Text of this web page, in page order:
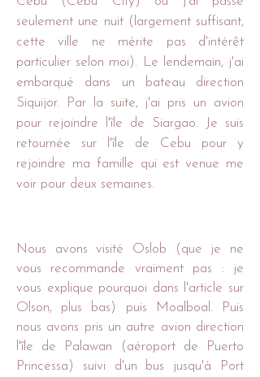
seulement une nuit (largement suffisant,
cette ville ne mérite pas d'intérêt
particulier selon moi). Le lendemain, j'ai
embarqué dans un bateau direction
Siquijor. Par la suite, j'ai pris un avion
pour rejoindre l'île de Siargao. Je suis
retournée sur l'île de Cebu pour y
rejoindre ma famille qui est venue me
voir pour deux semaines.
Nous avons visité Oslob (que je ne
vous recommande vraiment pas : je
vous explique pourquoi dans l'article sur
Olson, plus bas) puis Moalboal. Puis
nous avons pris un autre avion direction
l'île de Palawan (aéroport de Puerto
Princessa) suivi d'un bus jusqu'à Port